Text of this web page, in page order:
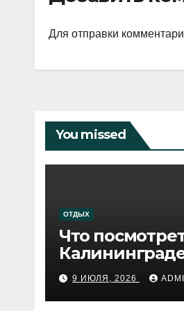
Для отправки
You missed
ОТДЫХ
Что
сегодня:
путеводитель
самому
9 ИЮЛЯ, 2026